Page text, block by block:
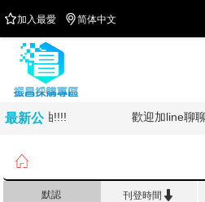
加入最愛 简体中文
最新公
灣加油!!!! 歡迎加line聊

默認 刊登時間 